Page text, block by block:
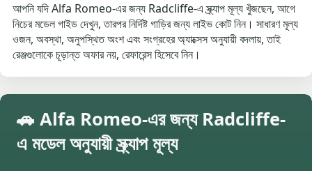
আপনি যদি Alfa Romeo-এর জন্য Radcliffe-এ স্ক্র্যাপ মূল্য খুঁজছেন, আগে
নিচের মডেল গাইড দেখুন, তারপর নির্দিষ্ট গাড়ির জন্য লাইভ কোট নিন। সাধারণ মূল্য
ওজন, অবস্থা, অনুপস্থিত অংশ এবং সংগ্রহের অ্যাক্সেস অনুযায়ী বদলায়, তাই
রেঞ্জগুলোকে চূড়ান্ত অফার নয়, রেফারেন্স হিসেবে নিন।
🚗 Alfa Romeo-এর জন্য Radcliffe-
এ মডেল অনুযায়ী স্ক্র্যাপ মূল্য